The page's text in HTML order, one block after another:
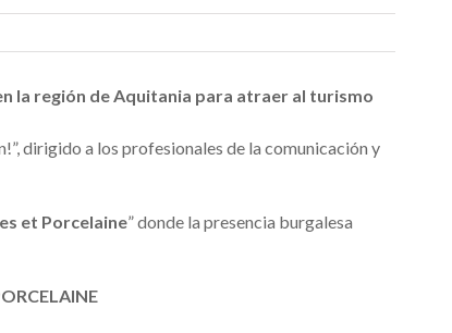
la región de Aquitania para atraer al turismo
dirigido a los profesionales de la comunicación y
et Porcelaine” donde la presencia burgalesa